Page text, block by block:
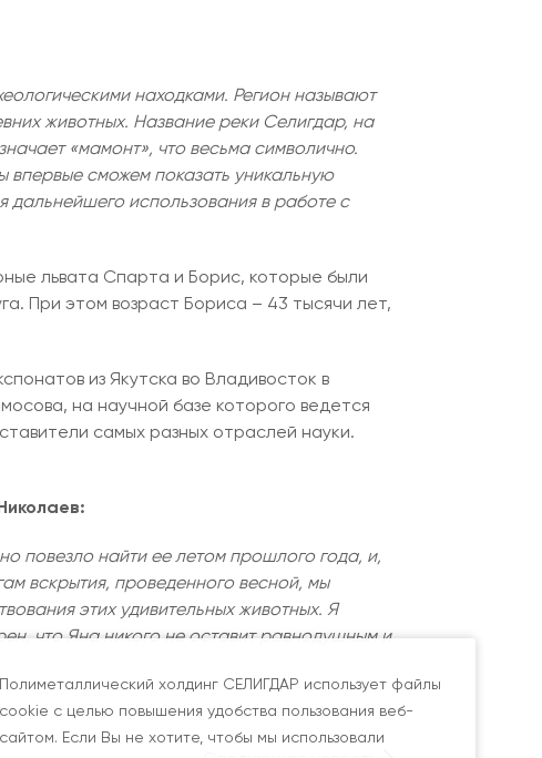
находками. Регион называют
животных. Название реки Селигдар, на
«мамонт», что весьма символично.
сможем показать уникальную
дальнейшего использования в работе с
львата Спарта и Борис, которые были
При этом возраст Бориса – 43 тысячи лет,
из Якутска во Владивосток в
на научной базе которого ведется
самых разных отраслей науки.
повезло найти ее летом прошлого года, и,
вскрытия, проведенного весной, мы
этих удивительных животных. Я
что Яна никого не оставит равнодушным и
Полиметаллический холдинг СЕЛИГДАР использует файлы
cookie с целью повышения удобства пользования веб-
сайтом. Если Вы не хотите, чтобы мы использовали